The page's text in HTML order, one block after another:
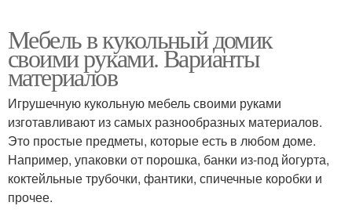
Мебель в кукольный домик
своими руками. Варианты
материалов
Игрушечную кукольную мебель своими руками
изготавливают из самых разнообразных материалов.
Это простые предметы, которые есть в любом доме.
Например, упаковки от порошка, банки из-под йогурта,
коктейльные трубочки, фантики, спичечные коробки и
прочее.